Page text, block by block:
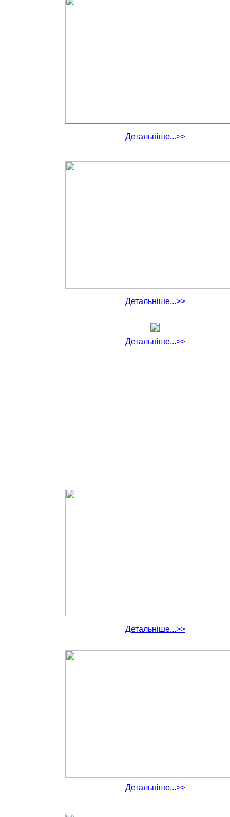
Детальніше...>>
Детальніше...>>
Детальніше...>>
Детальніше...>>
Детальніше...>>